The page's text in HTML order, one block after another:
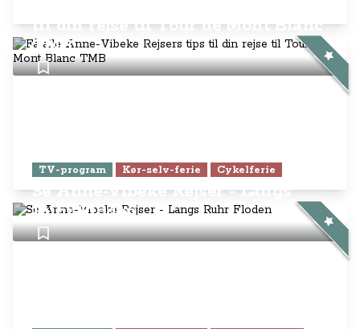
til din rejse til Tour de Mont Blanc
TMB
TV-program Kør-selv-ferie Cykelferie
Se Anne-Vibeke Rejser - Langs
Ruhr Floden